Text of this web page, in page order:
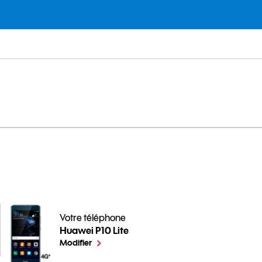
Votre téléphone
Huawei P10 Lite
pour votre Huawei P10 Lite ou
Modifierle téléphone sélectionné